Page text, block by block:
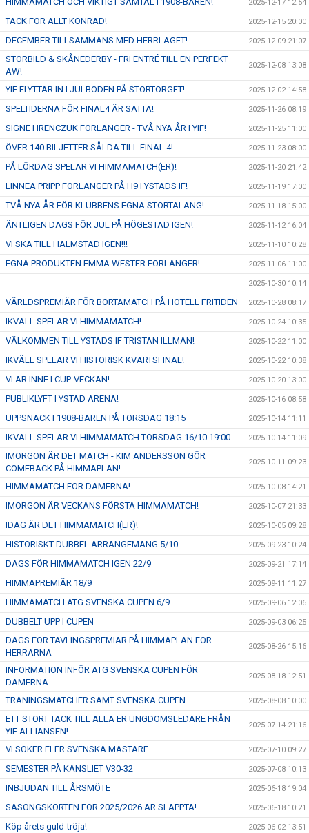
2025-12-17 12:54
TACK FÖR ALLT KONRAD! 2025-12-15 20:00
DECEMBER TILLSAMMANS MED HERRLAGET! 2025-12-09 21:07
STORBILD & SKÅNEDERBY - FRI ENTRÉ TILL EN PERFEKT
AW!
2025-12-08 13:08
YIF FLYTTAR IN I JULBODEN PÅ STORTORGET! 2025-12-02 14:58
SPELTIDERNA FÖR FINAL4 ÄR SATTA! 2025-11-26 08:19
SIGNE HRENCZUK FÖRLÄNGER - TVÅ NYA ÅR I YIF! 2025-11-25 11:00
ÖVER 140 BILJETTER SÅLDA TILL FINAL 4! 2025-11-23 08:00
PÅ LÖRDAG SPELAR VI HIMMAMATCH(ER)! 2025-11-20 21:42
LINNEA PRIPP FÖRLÄNGER PÅ H9 I YSTADS IF! 2025-11-19 17:00
TVÅ NYA ÅR FÖR KLUBBENS EGNA STORTALANG! 2025-11-18 15:00
ÄNTLIGEN DAGS FÖR JUL PÅ HÖGESTAD IGEN! 2025-11-12 16:04
VI SKA TILL HALMSTAD IGEN!!! 2025-11-10 10:28
EGNA PRODUKTEN EMMA WESTER FÖRLÄNGER! 2025-11-06 11:00
2025-10-30 10:14
VÄRLDSPREMIÄR FÖR BORTAMATCH PÅ HOTELL FRITIDEN 2025-10-28 08:17
IKVÄLL SPELAR VI HIMMAMATCH! 2025-10-24 10:35
VÄLKOMMEN TILL YSTADS IF TRISTAN ILLMAN! 2025-10-22 11:00
IKVÄLL SPELAR VI HISTORISK KVARTSFINAL! 2025-10-22 10:38
VI ÄR INNE I CUP-VECKAN! 2025-10-20 13:00
PUBLIKLYFT I YSTAD ARENA! 2025-10-16 08:58
UPPSNACK I 1908-BAREN PÅ TORSDAG 18:15 2025-10-14 11:11
IKVÄLL SPELAR VI HIMMAMATCH TORSDAG 16/10 19:00 2025-10-14 11:09
IMORGON ÄR DET MATCH - KIM ANDERSSON GÖR
COMEBACK PÅ HIMMAPLAN!
2025-10-11 09:23
HIMMAMATCH FÖR DAMERNA! 2025-10-08 14:21
IMORGON ÄR VECKANS FÖRSTA HIMMAMATCH! 2025-10-07 21:33
IDAG ÄR DET HIMMAMATCH(ER)! 2025-10-05 09:28
HISTORISKT DUBBEL ARRANGEMANG 5/10 2025-09-23 10:24
DAGS FÖR HIMMAMATCH IGEN 22/9 2025-09-21 17:14
HIMMAPREMIÄR 18/9 2025-09-11 11:27
HIMMAMATCH ATG SVENSKA CUPEN 6/9 2025-09-06 12:06
DUBBELT UPP I CUPEN 2025-09-03 06:25
DAGS FÖR TÄVLINGSPREMIÄR PÅ HIMMAPLAN FÖR
HERRARNA
2025-08-26 15:16
INFORMATION INFÖR ATG SVENSKA CUPEN FÖR
DAMERNA
2025-08-18 12:51
TRÄNINGSMATCHER SAMT SVENSKA CUPEN 2025-08-08 10:00
ETT STORT TACK TILL ALLA ER UNGDOMSLEDARE FRÅN
YIF ALLIANSEN!
2025-07-14 21:16
VI SÖKER FLER SVENSKA MÄSTARE 2025-07-10 09:27
SEMESTER PÅ KANSLIET V30-32 2025-07-08 10:13
INBJUDAN TILL ÅRSMÖTE 2025-06-18 19:04
SÄSONGSKORTEN FÖR 2025/2026 ÄR SLÄPPTA! 2025-06-18 10:21
Köp årets guld-tröja! 2025-06-02 13:51